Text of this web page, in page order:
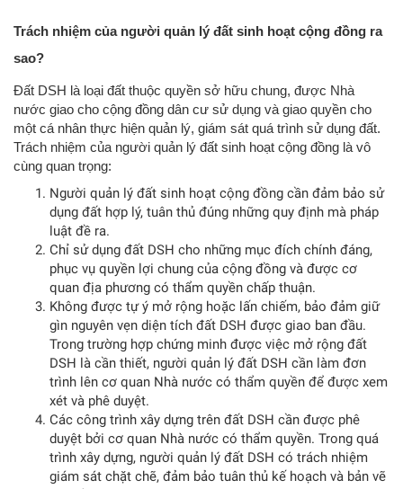
Trách nhiệm của người quản lý đất sinh hoạt cộng đồng ra
sao?
Đất DSH là loại đất thuộc quyền sở hữu chung, được Nhà
nước giao cho cộng đồng dân cư sử dụng và giao quyền cho
một cá nhân thực hiện quản lý, giám sát quá trình sử dụng đất.
Trách nhiệm của người quản lý đất sinh hoạt cộng đồng là vô
cùng quan trọng:
Người quản lý đất sinh hoạt cộng đồng cần đảm bảo sử
dụng đất hợp lý, tuân thủ đúng những quy định mà pháp
luật đề ra.
Chỉ sử dụng đất DSH cho những mục đích chính đáng,
phục vụ quyền lợi chung của cộng đồng và được cơ
quan địa phương có thẩm quyền chấp thuận.
Không được tự ý mở rộng hoặc lấn chiếm, bảo đảm giữ
gìn nguyên vẹn diện tích đất DSH được giao ban đầu.
Trong trường hợp chứng minh được việc mở rộng đất
DSH là cần thiết, người quản lý đất DSH cần làm đơn
trình lên cơ quan Nhà nước có thẩm quyền để được xem
xét và phê duyệt.
Các công trình xây dựng trên đất DSH cần được phê
duyệt bởi cơ quan Nhà nước có thẩm quyền. Trong quá
trình xây dựng, người quản lý đất DSH có trách nhiệm
giám sát chặt chẽ, đảm bảo tuân thủ kế hoạch và bản vẽ